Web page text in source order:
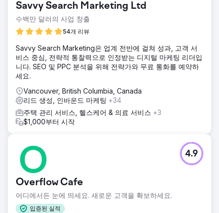
Savvy Search Marketing Ltd
수백만 달러의 사업 창출
54개 리뷰
Savvy Search Marketing은 업계 전반에 걸쳐 성과, 고객 서
비스 중심, 전략적 통찰력으로 인정받는 디지털 마케팅 리더입
니다. SEO 및 PPC 분석을 위해 전략가와 무료 통화를 예약하
세요.
Vancouver, British Columbia, Canada
리드 생성, 인바운드 마케팅 +34
주택 관리 서비스, 헬스케어 & 의료 서비스 +3
$1,000부터 시작
Overflow Cafe
어디에서든 눈에 띄세요. 새로운 고객을 확보하세요.
입증된 실적
4.9